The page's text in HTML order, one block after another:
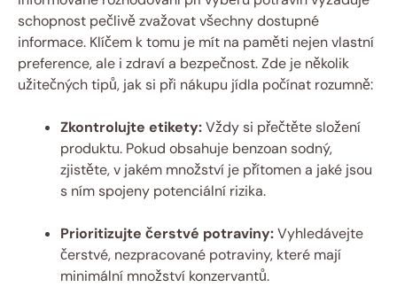
schopnost pečlivě zvažovat všechny dostupné
informace. Klíčem k tomu je mít na paměti nejen vlastní
preference, ale i zdraví a bezpečnost. Zde je několik
užitečných tipů, jak si při nákupu jídla počínat rozumně:
Zkontrolujte etikety:Vždy si přečtěte složení
produktu. Pokud obsahuje benzoan sodný,
zjistěte, v jakém množství je přítomen a jaké jsou
s ním spojeny potenciální rizika.
Prioritizujte čerstvé potraviny:Vyhledávejte
čerstvé, nezpracované potraviny, které mají
minimální množství konzervantů.